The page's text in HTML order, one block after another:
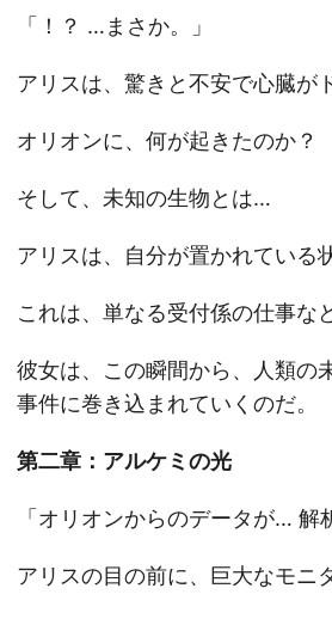
「！？ …まさか。」
アリスは、驚きと不安で心臓が
オリオンに、何が起きたのか？
そして、未知の生物とは…
アリスは、自分が置かれている
これは、単なる受付係の仕事な
彼女は、この瞬間から、人類の
事件に巻き込まれていくのだ。
第二章：アルケミの光
「オリオンからのデータが… 解
アリスの目の前に、巨大なモニ